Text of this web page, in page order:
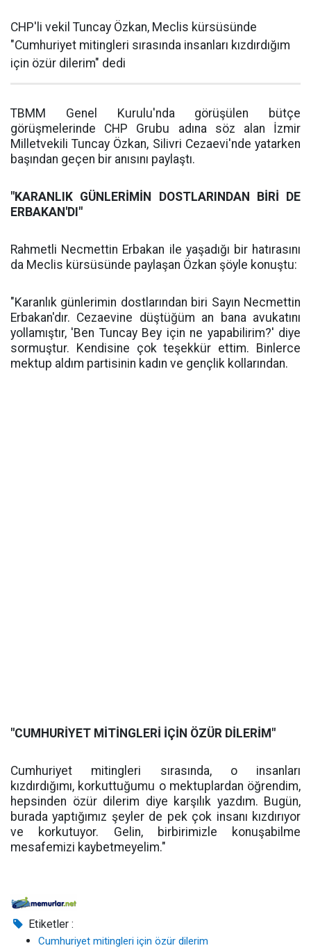
CHP'li vekil Tuncay Özkan, Meclis kürsüsünde
"Cumhuriyet mitingleri sırasında insanları kızdırdığım
için özür dilerim" dedi
TBMM Genel Kurulu'nda görüşülen bütçe
görüşmelerinde CHP Grubu adına söz alan İzmir
Milletvekili Tuncay Özkan, Silivri Cezaevi'nde yatarken
başından geçen bir anısını paylaştı.
"KARANLIK GÜNLERİMİN DOSTLARINDAN BİRİ DE
ERBAKAN'DI"
Rahmetli Necmettin Erbakan ile yaşadığı bir hatırasını
da Meclis kürsüsünde paylaşan Özkan şöyle konuştu:
"Karanlık günlerimin dostlarından biri Sayın Necmettin
Erbakan'dır. Cezaevine düştüğüm an bana avukatını
yollamıştır, 'Ben Tuncay Bey için ne yapabilirim?' diye
sormuştur. Kendisine çok teşekkür ettim. Binlerce
mektup aldım partisinin kadın ve gençlik kollarından.
"CUMHURİYET MİTİNGLERİ İÇİN ÖZÜR DİLERİM"
Cumhuriyet mitingleri sırasında, o insanları
kızdırdığımı, korkuttuğumu o mektuplardan öğrendim,
hepsinden özür dilerim diye karşılık yazdım. Bugün,
burada yaptığımız şeyler de pek çok insanı kızdırıyor
ve korkutuyor. Gelin, birbirimizle konuşabilme
mesafemizi kaybetmeyelim."
Etiketler :
Cumhuriyet mitingleri için özür dilerim